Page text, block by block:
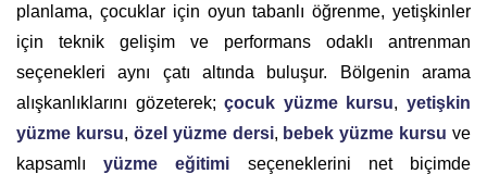
planlama, çocuklar için oyun tabanlı öğrenme, yetişkinler
için teknik gelişim ve performans odaklı antrenman
seçenekleri aynı çatı altında buluşur. Bölgenin arama
alışkanlıklarını gözeterek;çocuk yüzme kursu,yetişkin
yüzme kursu, özel yüzme dersi, bebek yüzme kursu ve
kapsamlıyüzme eğitimi seçeneklerini net biçimde